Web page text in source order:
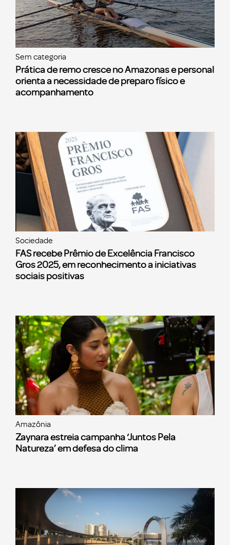
Sem categoria
Prática de remo cresce no Amazonas e personal
orienta a necessidade de preparo físico e
acompanhamento
Sociedade
FAS recebe Prêmio de Excelência Francisco
Gros 2025, em reconhecimento a iniciativas
sociais positivas
Amazônia
Zaynara estreia campanha ‘Juntos Pela
Natureza’ em defesa do clima